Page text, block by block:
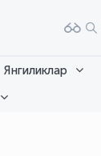
Янгиликлар